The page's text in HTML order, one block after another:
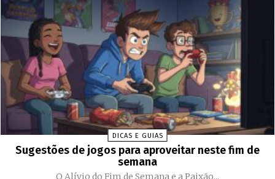
DICAS E GUIAS
Sugestões de jogos para aproveitar neste fim de
semana
O Alívio do Fim de Semana e a Paixão...